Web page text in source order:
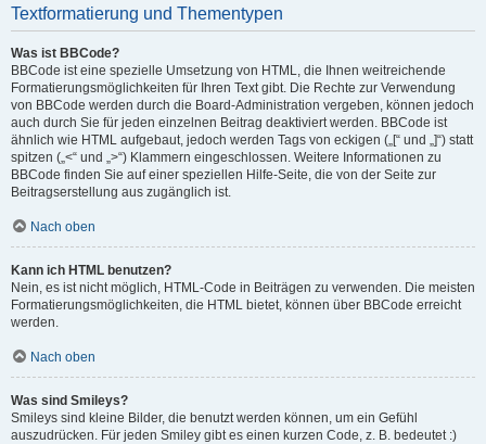
Textformatierung und Thementypen
Was ist BBCode?
BBCode ist eine spezielle Umsetzung von HTML, die Ihnen weitreichende
Formatierungsmöglichkeiten für Ihren Text gibt. Die Rechte zur Verwendung
von BBCode werden durch die Board-Administration vergeben, können jedoch
auch durch Sie für jeden einzelnen Beitrag deaktiviert werden. BBCode ist
ähnlich wie HTML aufgebaut, jedoch werden Tags von eckigen („[“ und „]“) statt
spitzen („<“ und „>“) Klammern eingeschlossen. Weitere Informationen zu
BBCode finden Sie auf einer speziellen Hilfe-Seite, die von der Seite zur
Beitragserstellung aus zugänglich ist.
Nach oben
Kann ich HTML benutzen?
Nein, es ist nicht möglich, HTML-Code in Beiträgen zu verwenden. Die meisten
Formatierungsmöglichkeiten, die HTML bietet, können über BBCode erreicht
werden.
Nach oben
Was sind Smileys?
Smileys sind kleine Bilder, die benutzt werden können, um ein Gefühl
auszudrücken. Für jeden Smiley gibt es einen kurzen Code, z. B. bedeutet :)